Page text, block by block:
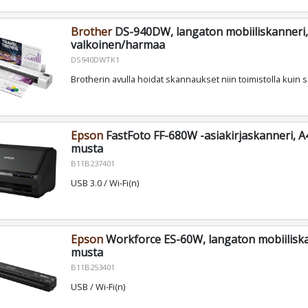
BrotherDS-940DW, langaton
valkoinen/harmaa
DS940DWTK1
Brotherin avulla hoidat skannaukset niin toimistolla kuin
EpsonFastFoto FF-680W -asiakirjaskanneri,
musta
B11B237401
USB 3.0 / Wi-Fi(n)
EpsonWorkforce ES-60W, langaton
musta
B11B253401
USB / Wi-Fi(n)